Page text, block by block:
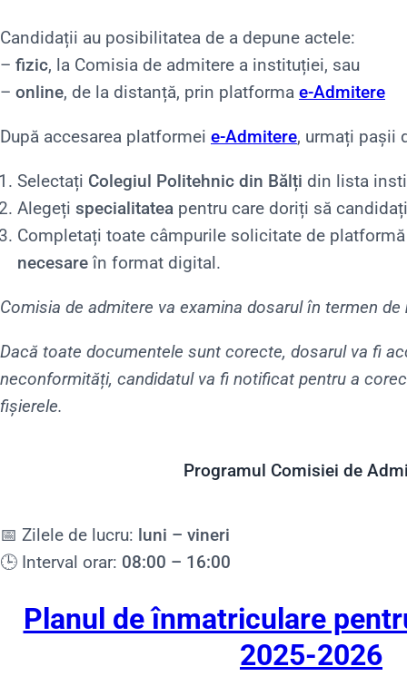
Candidații au posibilitatea de a depune actele:
– fizic, la Comisia de admitere a instituției, sau
– online, de la distanță, prin platforma e-Admitere
După accesarea platformei e-Admitere, urmați pașii
Selectați Colegiul Politehnic din Bălți din lista
Alegeți specialitatea pentru care doriți să
Completați toate câmpurile solicitate de
necesareîn format digital.
Comisia de admitere va examina dosarul în termen de
Dacă toate documentele sunt corecte, dosarul va fi
neconformități, candidatul va fi notificat pentru a
fișierele.
Programul Comisiei de
📅 Zilele de lucru: luni – vineri
🕒 Interval orar: 08:00 – 16:00
Planul de înmatriculare
2025-2026